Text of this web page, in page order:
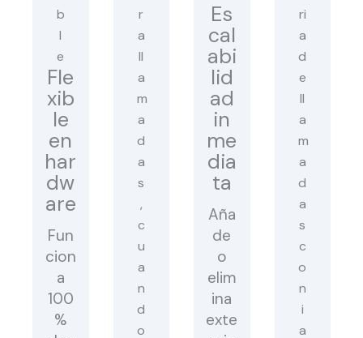
Fle
xib
le
en
har
dw
are
Fun
cion
a
100
%
Es
cal
abi
lid
ad
in
me
dia
ta
Aña
de
o
elim
ina
exte